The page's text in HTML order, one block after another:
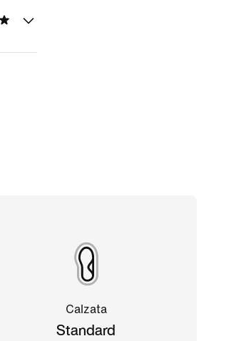
Calzata
Standard